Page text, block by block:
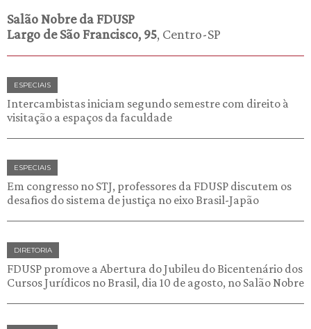
Salão Nobre da FDUSP
Largo de São Francisco, 95, Centro-SP
ESPECIAIS
Intercambistas iniciam segundo semestre com direito à
visitação a espaços da faculdade
ESPECIAIS
Em congresso no STJ, professores da FDUSP discutem os
desafios do sistema de justiça no eixo Brasil-Japão
DIRETORIA
FDUSP promove a Abertura do Jubileu do Bicentenário dos
Cursos Jurídicos no Brasil, dia 10 de agosto, no Salão Nobre